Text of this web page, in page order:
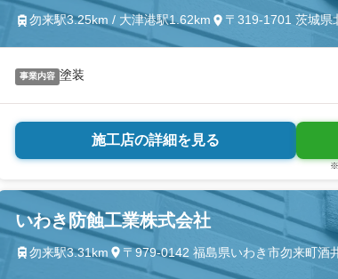
勿来駅3.25km / 大津港駅1.62km 〒319-1701 茨城県
事業内容 塗装
施工店の詳細を見る
※
いわき防蝕工業株式会社
勿来駅3.31km 〒979-0142 福島県いわき市勿来町酒